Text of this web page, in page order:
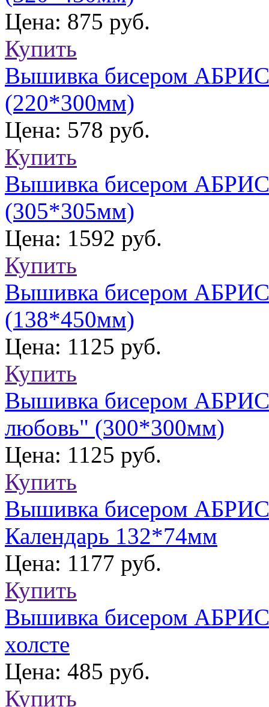
Цена: 875 руб.
Купить
Вышивка бисером
(220*300мм)
Цена: 578 руб.
Купить
Вышивка бисером
(305*305мм)
Цена: 1592 руб.
Купить
Вышивка бисером
(138*450мм)
Цена: 1125 руб.
Купить
Вышивка бисером
любовь" (300*300мм)
Цена: 1125 руб.
Купить
Вышивка бисером
Календарь 132*74мм
Цена: 1177 руб.
Купить
Вышивка бисером
холсте
Цена: 485 руб.
Купить